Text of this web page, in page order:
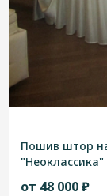
Пошив штор
"Неоклассика"
от 48 000 ₽